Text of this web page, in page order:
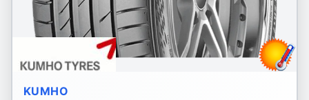
KUMHO